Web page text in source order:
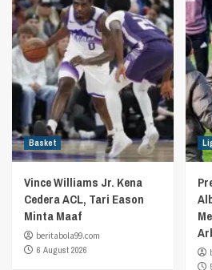
Basket
Vince Williams Jr. Kena
Cedera ACL, Tari Eason
Minta Maaf
beritabola99.com
6 August 2026